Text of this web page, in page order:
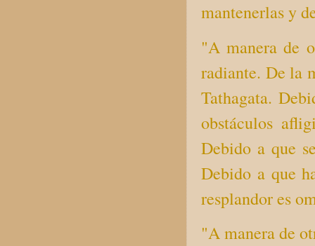
mantenerlas y
"A manera de
radiante. De la
Tathagata.
obstáculos
Debido a que
Debido a que
resplandor es
"A manera de